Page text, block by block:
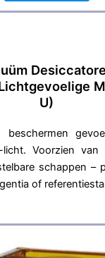
U)
beschermen
Voorzien van
schappen –
of